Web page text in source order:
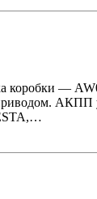
коробки —
АКПП